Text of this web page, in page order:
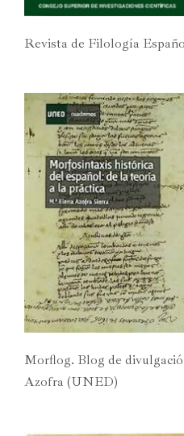
Revista de Filología
Morflog. Blog de
Azofra (UNED)